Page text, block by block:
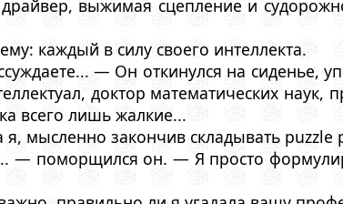
выжимая сцепление и
каждый в силу своего интеллекта.
— Он откинулся на сиденье,
доктор математических наук,
всего лишь жалкие...
мысленно закончив складывать
— поморщился он. — Я просто